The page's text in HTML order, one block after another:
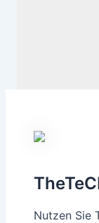
Nutzen Sie